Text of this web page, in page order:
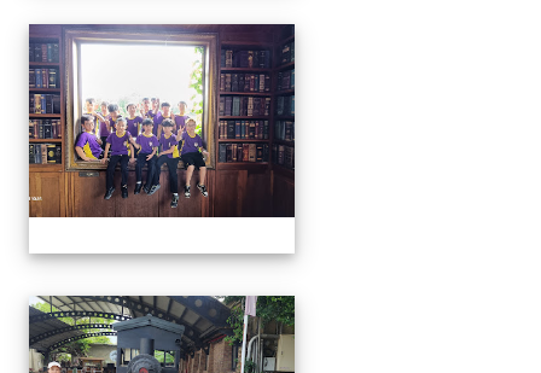
114學年二年級戶外教學
114學年二年級戶外教學